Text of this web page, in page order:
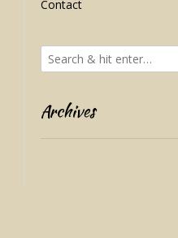
Contact
Archives